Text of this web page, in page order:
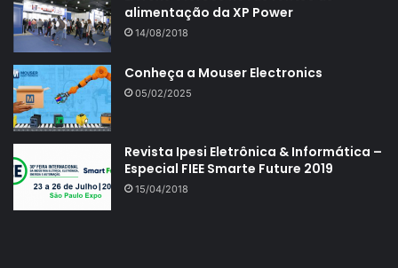
alimentação da XP Power
14/08/2018
Conheça a Mouser Electronics
05/02/2025
Revista Ipesi Eletrônica & Informática –
Especial FIEE Smarte Future 2019
15/04/2018